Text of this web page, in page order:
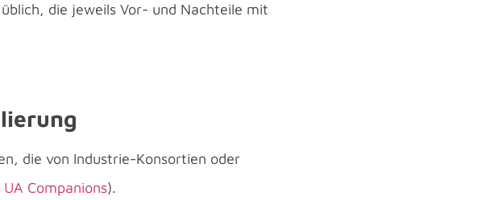
die jeweils Vor- und Nachteile mit
die von Industrie-Konsortien oder
UA Companions).